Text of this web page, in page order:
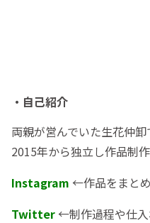
・自己紹介
両親が営んでいた生花仲卸
2015年から独立し作品制
Instagram ←作品をまとめ
Twitter←制作過程や仕入